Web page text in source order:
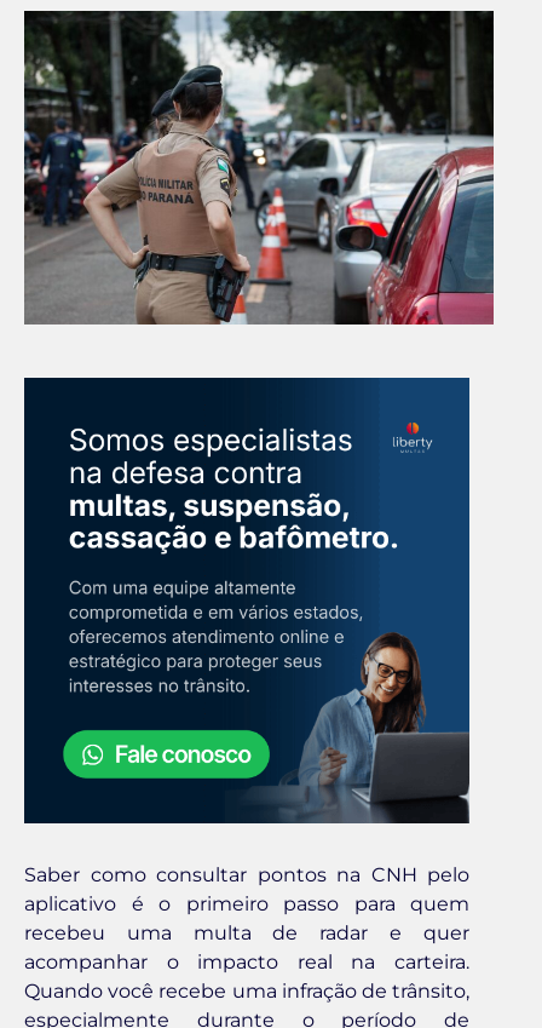
Saber como consultar pontos na CNH pelo
aplicativo é o primeiro passo para quem
recebeu uma multa de radar e quer
acompanhar o impacto real na carteira.
Quando você recebe uma infração de trânsito,
especialmente durante o período de